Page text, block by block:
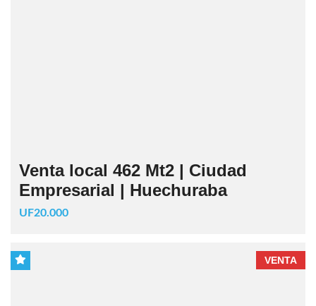
Venta local 462 Mt2 | Ciudad
Empresarial | Huechuraba
UF20.000
VENTA